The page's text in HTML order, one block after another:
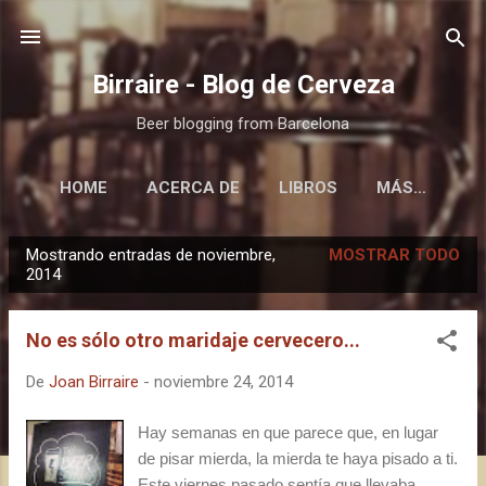
Ir al contenido principal
Birraire - Blog de Cerveza
Beer blogging from Barcelona
HOME ACERCA DE LIBROS MÁS…
n
Mostrando entradas de noviembre,
2014
MOSTRAR TODO
No es sólo otro maridaje cervecero...
De Joan Birraire - noviembre 24, 2014
Hay semanas en que parece que, en lugar
de pisar mierda, la mierda te haya pisado a ti.